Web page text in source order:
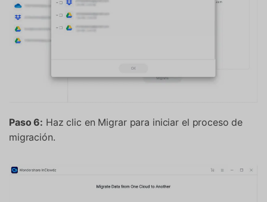
Paso 6: Haz clic en Migrar para iniciar el proceso de
migración.